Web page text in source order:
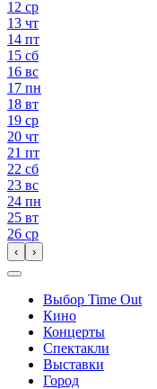
12 ср
13 чт
14 пт
15 сб
16 вс
17 пн
18 вт
19 ср
20 чт
21 пт
22 сб
23 вс
24 пн
25 вт
26 ср
‹ ›
Выбор Time Out
Кино
Концерты
Спектакли
Выставки
Город